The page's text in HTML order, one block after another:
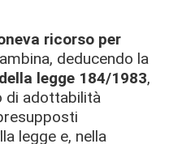
ricorso per
deducendo la
legge 184/1983,
di adottabilità
legge e, nella